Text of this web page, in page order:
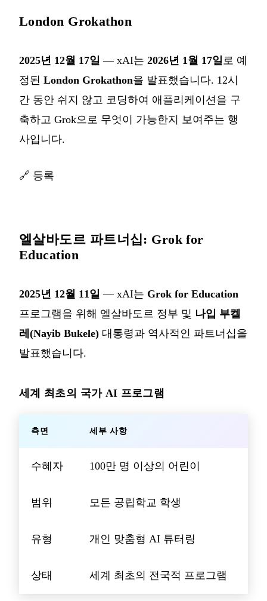
London Grokathon
2025년 12월 17일 — xAI는 2026년 1월 17일 로 예
정된 London Grokathon을 발표했습니다. 12시
간 동안 쉬지 않고 코딩하여 애플리케이션을 구
축하고 Grok으로 무엇이 가능한지 보여주는 행
사입니다.
🔗 등록
엘살바도르 파트너십: Grok for
Education
2025년 12월 11일 — xAI는 Grok for Education
프로그램을 위해 엘살바도르 정부 및 나입 부켈
레(Nayib Bukele) 대통령과 역사적인 파트너십을
발표했습니다.
세계 최초의 국가 AI 프로그램
측면 세부 사항
수혜자 100만 명 이상의 어린이
범위 모든 공립학교 학생
유형 개인 맞춤형 AI 튜터링
상태 세계 최초의 전국적 프로그램